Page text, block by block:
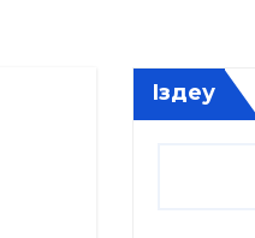
Іздеу